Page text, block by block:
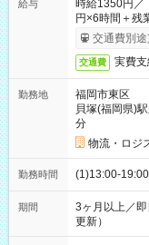
給与
時給1350円／
円×6時間＋残
1,350円×6時間
交通費別途
交通費 実費支
勤務地
福岡市東区
貝塚(福岡県)
分
物流・ロジ
勤務時間 (1)13:00-
期間
3ヶ月以上／
更新）